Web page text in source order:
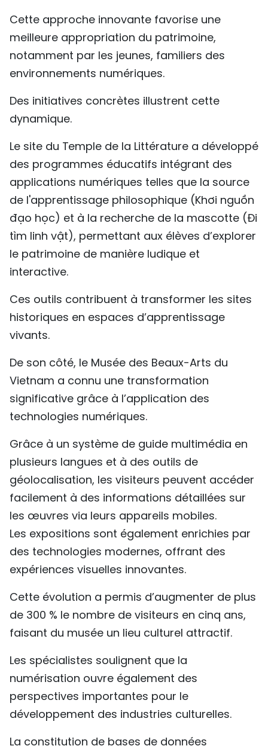
Cette approche innovante favorise une
meilleure appropriation du patrimoine,
notamment par les jeunes, familiers des
environnements numériques.
Des initiatives concrètes illustrent cette
dynamique.
Le site du Temple de la Littérature a développé
des programmes éducatifs intégrant des
applications numériques telles que la source
de l'apprentissage philosophique (Khơi nguồn
đạo học) et à la recherche de la mascotte (Đi
tìm linh vật), permettant aux élèves d’explorer
le patrimoine de manière ludique et
interactive.
Ces outils contribuent à transformer les sites
historiques en espaces d’apprentissage
vivants.
De son côté, le Musée des Beaux-Arts du
Vietnam a connu une transformation
significative grâce à l’application des
technologies numériques.
Grâce à un système de guide multimédia en
plusieurs langues et à des outils de
géolocalisation, les visiteurs peuvent accéder
facilement à des informations détaillées sur
les œuvres via leurs appareils mobiles.
Les expositions sont également enrichies par
des technologies modernes, offrant des
expériences visuelles innovantes.
Cette évolution a permis d’augmenter de plus
de 300 % le nombre de visiteurs en cinq ans,
faisant du musée un lieu culturel attractif.
Les spécialistes soulignent que la
numérisation ouvre également des
perspectives importantes pour le
développement des industries culturelles.
La constitution de bases de données